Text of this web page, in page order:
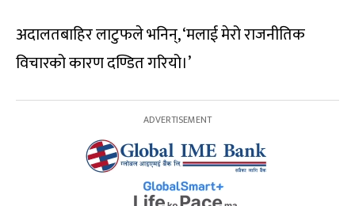
अदालतबाहिर लाटुफले भनिन्, ‘मलाई मेरो राजनीतिक
विचारको कारण दण्डित गरियो।’